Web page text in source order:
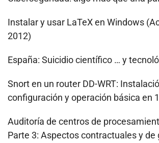
Instalar y usar LaTeX en Windows
2012)
España: Suicidio científico … y
Snort en un router DD-WRT:
configuración y operación básica en
Auditoría de centros de
Parte 3: Aspectos contractuales y de